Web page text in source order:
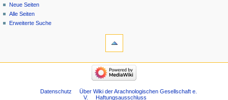
Neue Seiten
Alle Seiten
Erweiterte Suche
Datenschutz
Über Wiki der Arachnologischen Gesellschaft e.
V.
Haftungsausschluss